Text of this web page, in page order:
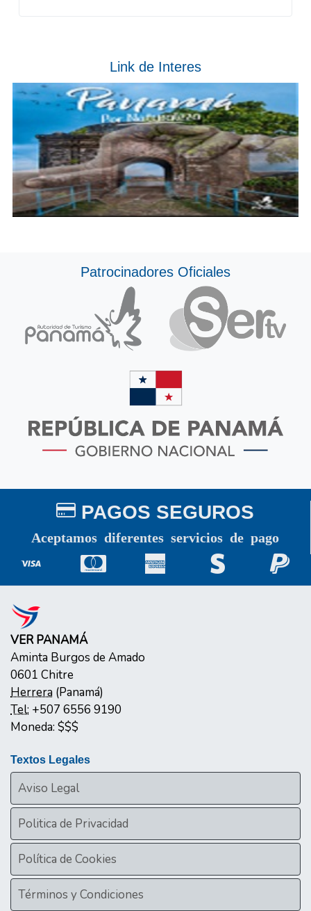
Link de Interes
Patrocinadores Oficiales
PAGOS SEGUROS
Aceptamos diferentes servicios de pago
VER PANAMÁ
Aminta Burgos de Amado
0601 Chitre
Herrera (Panamá)
Tel: +507 6556 9190
Moneda: $$$
Textos Legales
Aviso Legal
Politica de Privacidad
Política de Cookies
Términos y Condiciones